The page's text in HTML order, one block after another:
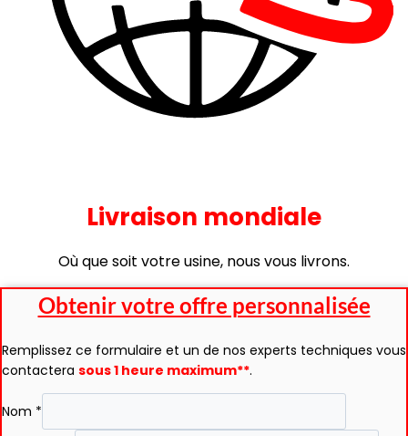
Livraison mondiale
Où que soit votre usine, nous vous livrons.
Obtenir votre offre personnalisée
Remplissez ce formulaire et un de nos experts techniques vous
contactera sous 1 heure maximum**.
Nom *